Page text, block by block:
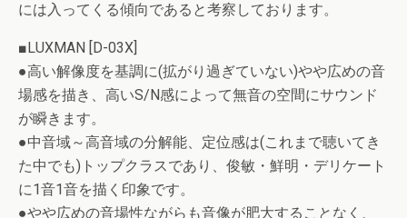
には入ってくる傾向であると考察しております。
■LUXMAN [D-03X]
●高い解像度を基調に(拡がり過ぎていない)やや広めの音
場感を描き、高いS/N感によって無音の空間にサウンド
が瞬きます。
●中音域～高音域の分解能、定位感は(これまで聴いてき
た中でも)トップクラスであり、俊敏・鮮明・デリケート
に1音1音を描く印象です。
●やや広めの音場性ながらも音像が肥大することなく、